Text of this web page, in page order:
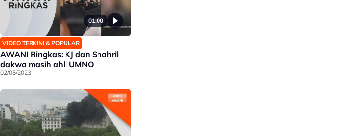
01:00
VIDEO TERKINI & POPULAR
AWANI Ringkas: KJ dan Shahril
dakwa masih ahli UMNO
02/05/2023